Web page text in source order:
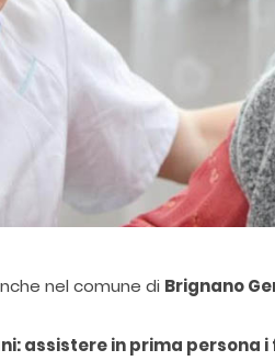
nel comune di Brignano
assistere in prima persona